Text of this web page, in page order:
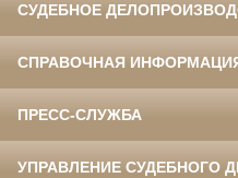
СУДЕБНОЕ
СПРАВОЧНАЯ
ПРЕСС-СЛУЖБА
УПРАВЛЕНИЕ СУДЕБНОГО